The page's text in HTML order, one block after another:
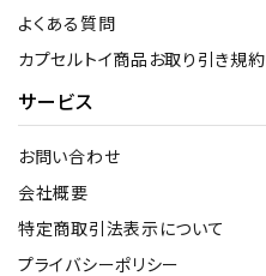
よくある質問
カプセルトイ商品お取り引き規約
サービス
お問い合わせ
会社概要
特定商取引法表示について
プライバシーポリシー